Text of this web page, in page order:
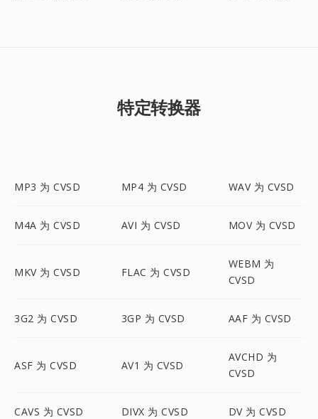
特定转换器
MP3 为 CVSD MP4 为 CVSD WAV 为 CVSD
M4A 为 CVSD AVI 为 CVSD MOV 为 CVSD
MKV 为 CVSD FLAC 为 CVSD
WEBM 为
CVSD
3G2 为 CVSD 3GP 为 CVSD AAF 为 CVSD
ASF 为 CVSD AV1 为 CVSD
AVCHD 为
CVSD
CAVS 为 CVSD DIVX 为 CVSD DV 为 CVSD